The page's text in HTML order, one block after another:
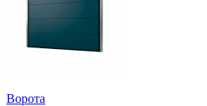
Ворота